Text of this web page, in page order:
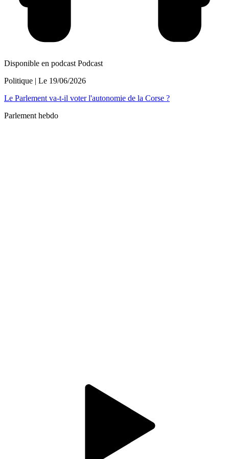
Disponible en podcast Podcast
Politique | Le 19/06/2026
Le Parlement va-t-il voter l'autonomie de la Corse ?
Parlement hebdo